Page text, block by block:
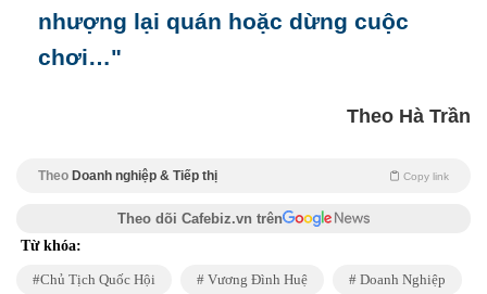
nhượng lại quán hoặc dừng cuộc
chơi…"
Theo Hà Trần
Theo Doanh nghiệp & Tiếp thị Copy link
Theo dõi Cafebiz.vn trên
Từ khóa:
Chủ Tịch Quốc Hội Vương Đình Huệ Doanh Nghiệp